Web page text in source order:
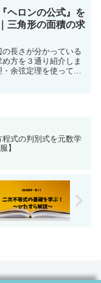
ヘロンの公式』を
三角形の面積の求
長さが分かっている
方を３通り紹介しま
余弦定理を使って解
程式の判別式を元数学
】